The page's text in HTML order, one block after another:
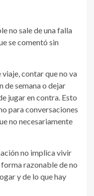
no sale de una falla
se comentó sin
contar que no va
de semana o dejar
jugar en contra. Esto
para conversaciones
no necesariamente
no implica vivir
razonable de no
y de lo que hay